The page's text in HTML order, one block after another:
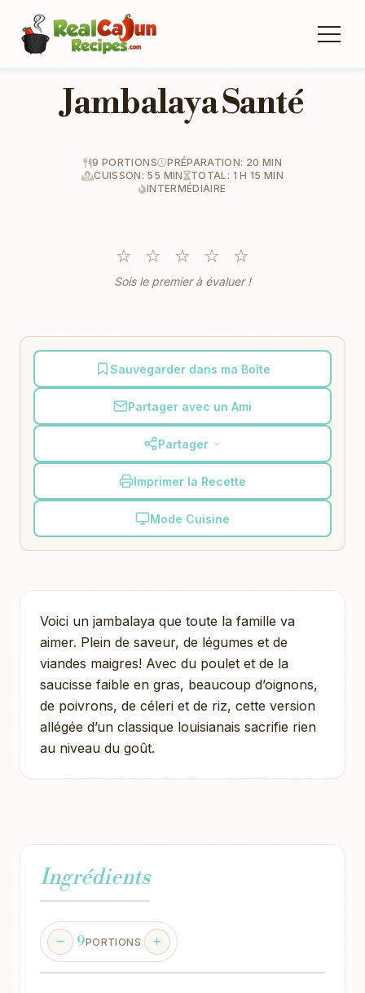
Jambalaya Santé
9 PORTIONS
PRÉPARATION: 20 MIN
CUISSON: 55 MIN
TOTAL: 1 H 15 MIN
INTERMÉDIAIRE
☆ ☆ ☆ ☆ ☆
Sois le premier à évaluer !
Sauvegarder dans ma Boîte
Partager avec un Ami
Partager
Imprimer la Recette
Mode Cuisine
Voici un jambalaya que toute la famille va
aimer. Plein de saveur, de légumes et de
viandes maigres! Avec du poulet et de la
saucisse faible en gras, beaucoup d’oignons,
de poivrons, de céleri et de riz, cette version
allégée d’un classique louisianais sacrifie rien
au niveau du goût.
Ingrédients
9PORTIONS